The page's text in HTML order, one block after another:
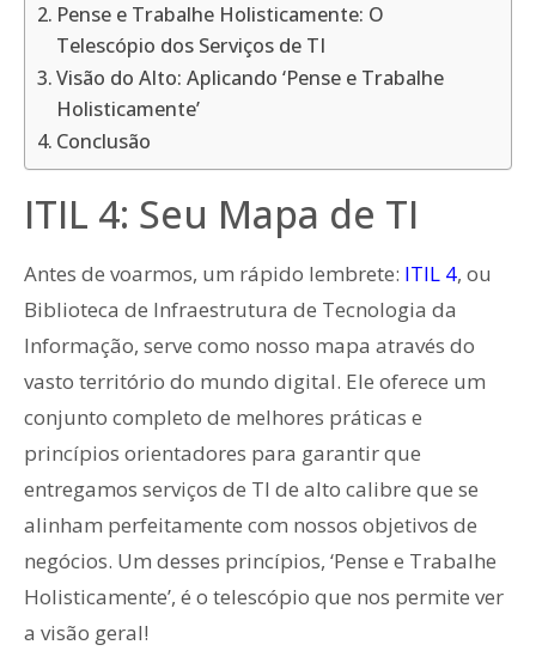
Pense e Trabalhe Holisticamente: O
Telescópio dos Serviços de TI
Visão do Alto: Aplicando ‘Pense e Trabalhe
Holisticamente’
Conclusão
ITIL 4: Seu Mapa de TI
Antes de voarmos, um rápido lembrete: ITIL 4, ou
Biblioteca de Infraestrutura de Tecnologia da
Informação, serve como nosso mapa através do
vasto território do mundo digital. Ele oferece um
conjunto completo de melhores práticas e
princípios orientadores para garantir que
entregamos serviços de TI de alto calibre que se
alinham perfeitamente com nossos objetivos de
negócios. Um desses princípios, ‘Pense e Trabalhe
Holisticamente’, é o telescópio que nos permite ver
a visão geral!